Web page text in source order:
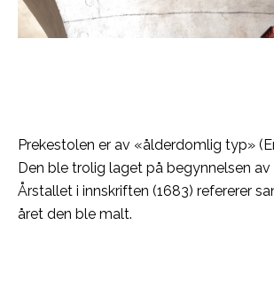
Prekestolen er av «ålderdomlig typ»
Den ble trolig laget på begynnelsen
Årstallet i innskriften (1683) refererer
året den ble malt.